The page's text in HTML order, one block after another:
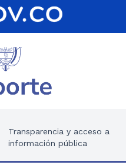
Transparencia y acceso a
información pública